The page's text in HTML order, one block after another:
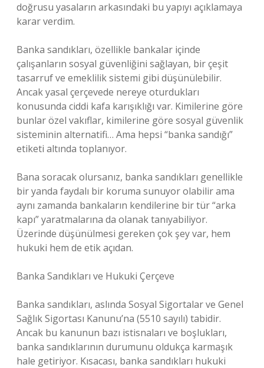
doğrusu yasaların arkasındaki bu yapıyı açıklamaya
karar verdim.
Banka sandıkları, özellikle bankalar içinde
çalışanların sosyal güvenliğini sağlayan, bir çeşit
tasarruf ve emeklilik sistemi gibi düşünülebilir.
Ancak yasal çerçevede nereye oturdukları
konusunda ciddi kafa karışıklığı var. Kimilerine göre
bunlar özel vakıflar, kimilerine göre sosyal güvenlik
sisteminin alternatifi… Ama hepsi “banka sandığı”
etiketi altında toplanıyor.
Bana soracak olursanız, banka sandıkları genellikle
bir yanda faydalı bir koruma sunuyor olabilir ama
aynı zamanda bankaların kendilerine bir tür “arka
kapı” yaratmalarına da olanak tanıyabiliyor.
Üzerinde düşünülmesi gereken çok şey var, hem
hukuki hem de etik açıdan.
Banka Sandıkları ve Hukuki Çerçeve
Banka sandıkları, aslında Sosyal Sigortalar ve Genel
Sağlık Sigortası Kanunu’na (5510 sayılı) tabidir.
Ancak bu kanunun bazı istisnaları ve boşlukları,
banka sandıklarının durumunu oldukça karmaşık
hale getiriyor. Kısacası, banka sandıkları hukuki